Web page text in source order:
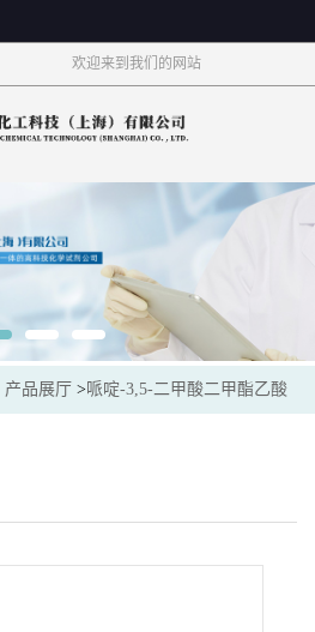
欢迎来到我们的网站
产品展厅 >哌啶-3,5-二甲酸二甲酯乙酸